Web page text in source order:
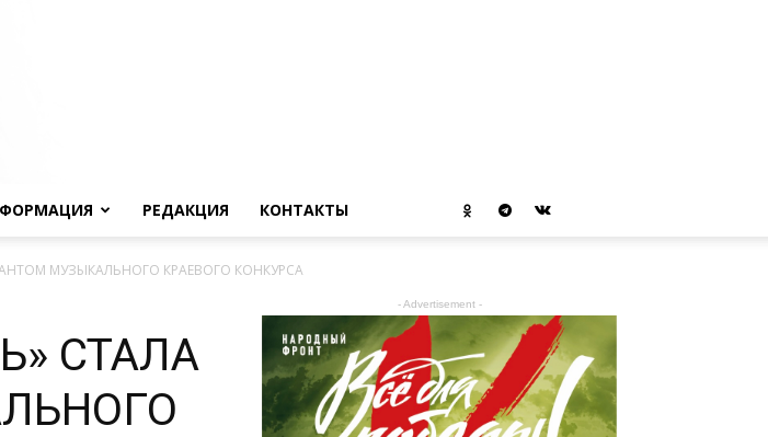
сегодня
РЕДАКЦИЯ КОНТАКТЫ
МУЗЫКАЛЬНОГО КРАЕВОГО КОНКУРСА
СТАЛА
- Advertisement -